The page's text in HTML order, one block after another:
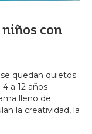
con
quedan quietos
a 12 años
lleno de
la creatividad, la